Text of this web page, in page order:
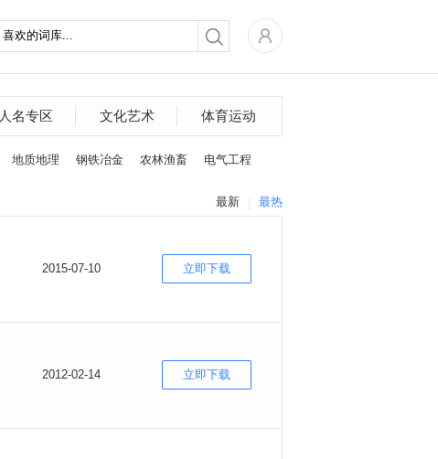
人名专区 文化艺术 体育运动
地质地理 钢铁冶金 农林渔畜
电气工程
最热
最新
2015-07-10 立即下载
2012-02-14 立即下载